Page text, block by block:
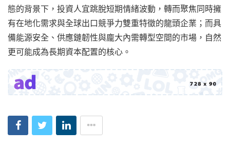
態的背景下，投資人宜跳脫短期情緒波動，轉而聚焦同時擁
有在地化需求與全球出口競爭力雙重特徵的龍頭企業；而具
備能源安全、供應鏈韌性與龐大內需轉型空間的市場，自然
更可能成為長期資本配置的核心。